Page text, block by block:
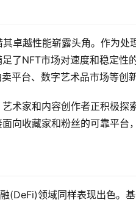
卓越性能崭露头角。作为
了NFT市场对速度和稳定
平台、数字艺术品市场等创新
术家和内容创作者正积极
向收藏家和粉丝的可靠平台
(DeFi)领域同样表现出色。